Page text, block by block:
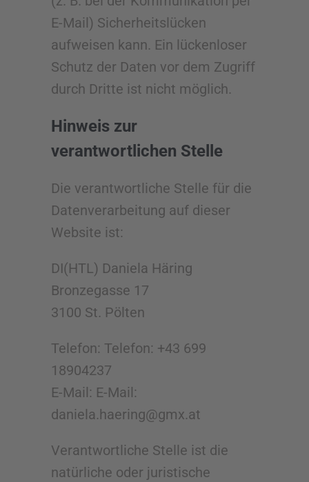
E-Mail) Sicherheitslücken
aufweisen kann. Ein lückenloser
Schutz der Daten vor dem Zugriff
durch Dritte ist nicht möglich.
Hinweis zur
verantwortlichen Stelle
Die verantwortliche Stelle für die
Datenverarbeitung auf dieser
Website ist:
DI(HTL) Daniela Häring
Bronzegasse 17
3100 St. Pölten
Telefon: Telefon: +43 699
18904237
E-Mail: E-Mail:
daniela.haering@gmx.at
Verantwortliche Stelle ist die
natürliche oder juristische